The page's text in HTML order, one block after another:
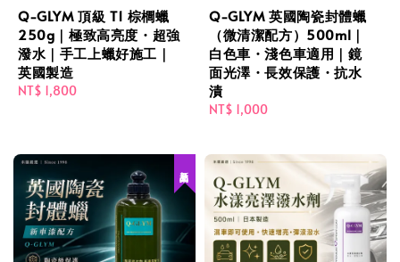
Q-GLYM 頂級 T1 棕櫚蠟
250g｜極致高亮度・超強
潑水｜手工上蠟好施工｜
英國製造
Regular
NT$ 1,800
Q-GLYM 英國陶瓷封體蠟
（微清潔配方）500ml｜
白色車・淺色車適用｜鏡
面光澤・長效保護・抗水
漬
Regular
NT$ 1,000